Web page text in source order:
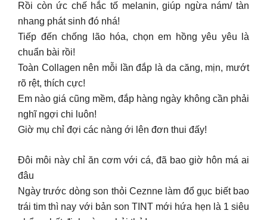
Rồi còn ức chế hắc tố melanin, giúp ngừa nám/ tàn
nhang phát sinh đó nhá!
Tiếp đến chống lão hóa, chọn em hồng yêu yêu là
chuẩn bài rồi!
Toàn Collagen nên mỗi lần đắp là da căng, mịn, mướt
rõ rệt, thích cực!
Em nào giá cũng mềm, đắp hàng ngày không cần phải
nghĩ ngợi chi luôn!
Giờ mụ chỉ đợi các nàng ới lên đơn thui đấy!
Đôi môi này chỉ ăn cơm với cá, đã bao giờ hôn má ai
đâu
Ngày trước dòng son thỏi Ceznne làm đổ gục biết bao
trái tim thì nay với bản son TINT mới hứa hẹn là 1 siêu